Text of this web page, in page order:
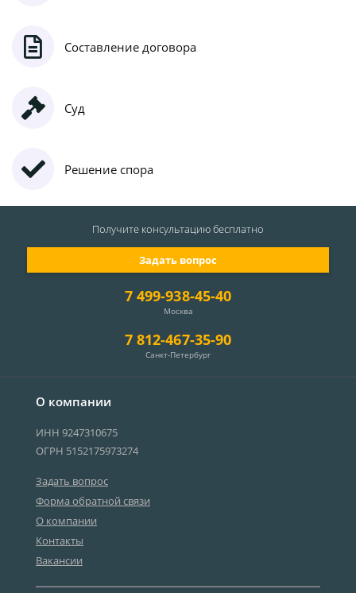
Составление договора
Суд
Решение спора
О компании
ИНН 9247310675
ОГРН 5152175973274
Задать вопрос
Форма обратной связи
О компании
Контакты
Вакансии
7 499-938-45-40
Москва
7 812-467-35-90
Санкт-Петербург
Задать вопрос
Получите консультациюбесплатно